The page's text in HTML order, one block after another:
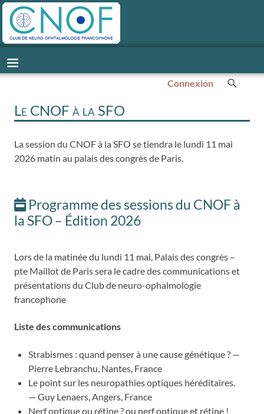
Connexion
Le CNOF à la SFO
La session du CNOF à la SFO se tiendra le lundi 11 mai
2026 matin au palais des congrès de Paris.
Programme des sessions du CNOF à
la SFO – Édition 2026
Lors de la matinée du lundi 11 mai, Palais des congrès –
pte Maillot de Paris sera le cadre des communications et
présentations du Club de neuro-ophalmologie
francophone
Liste des communications
Strabismes : quand penser à une cause génétique ? —
Pierre Lebranchu, Nantes, France
Le point sur les neuropathies optiques héréditaires.
— Guy Lenaers, Angers, France
Nerf optique ou rétine ? ou nerf optique et rétine !